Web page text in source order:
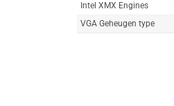
Intel XMX Engines
VGA Geheugen type